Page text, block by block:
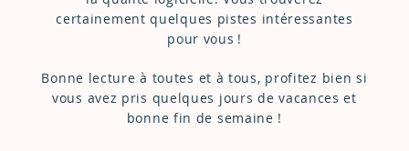
certainement quelques pistes intéressantes
pour vous !
Bonne lecture à toutes et à tous, profitez bien si
vous avez pris quelques jours de vacances et
bonne fin de semaine !